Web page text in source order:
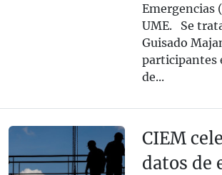
Emergencias
UME. Se
Guisado
participantes
de...
CIEM
datos de